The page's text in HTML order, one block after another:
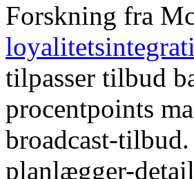
Forskning fra
tilpasser tilbud
procentpoints
broadcast-
planlægger-